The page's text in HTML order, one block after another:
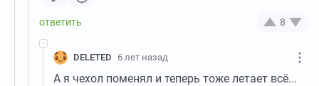
8
DELETED 6 лет назад
А я чехол поменял и теперь тоже летает всё...